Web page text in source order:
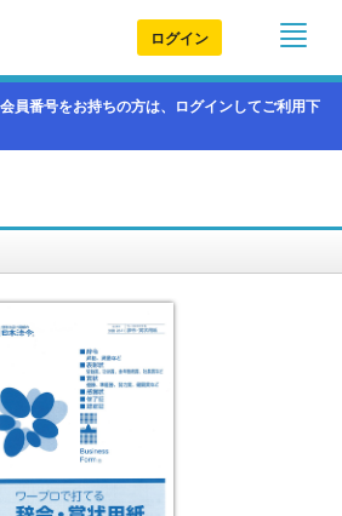
ログイン
員番号をお持ちの方は、ログインしてご利用下